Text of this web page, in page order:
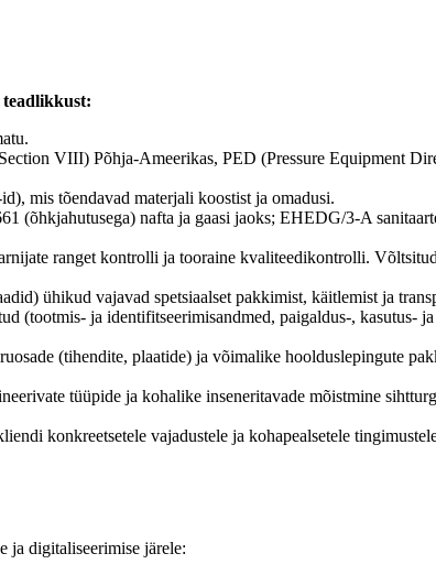
teadlikkust:
VIII) Põhja-Ameerikas, PED (Pressure Equipment
mis tõendavad materjali koostist ja omadusi.
(õhkjahutusega) nafta ja gaasi jaoks; EHEDG/3-A
ranget kontrolli ja tooraine kvaliteedikontrolli.
ühikud vajavad spetsiaalset pakkimist, käitlemist ja
(tootmis- ja identifitseerimisandmed, paigaldus-, kasutus-
(tihendite, plaatide) ja võimalike hoolduslepingute
tüüpide ja kohalike inseneritavade mõistmine
konkreetsetele vajadustele ja kohapealsetele
ja digitaliseerimise järele: